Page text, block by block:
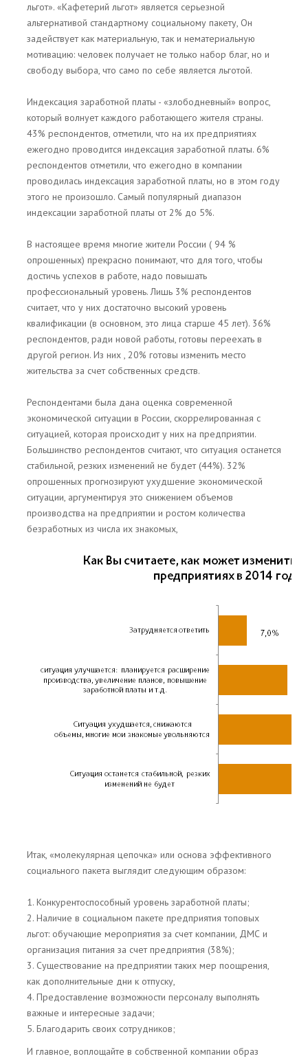
льгот». «Кафетерий льгот» является серьезной
альтернативой стандартному социальному пакету, Он
задействует как материальную, так и нематериальную
мотивацию: человек получает не только набор благ, но и
свободу выбора, что само по себе является льготой.
Индексация заработной платы - «злободневный» вопрос,
который волнует каждого работающего жителя страны.
43% респондентов, отметили, что на их предприятиях
ежегодно проводится индексация заработной платы. 6%
респондентов отметили, что ежегодно в компании
проводилась индексация заработной платы, но в этом году
этого не произошло. Самый популярный диапазон
индексации заработной платы от 2% до 5%.
В настоящее время многие жители России ( 94 %
опрошенных) прекрасно понимают, что для того, чтобы
достичь успехов в работе, надо повышать
профессиональный уровень. Лишь 3% респондентов
считает, что у них достаточно высокий уровень
квалификации (в основном, это лица старше 45 лет). 36%
респондентов, ради новой работы, готовы переехать в
другой регион. Из них , 20% готовы изменить место
жительства за счет собственных средств.
Респондентами была дана оценка современной
экономической ситуации в России, скоррелированная с
ситуацией, которая происходит у них на предприятии.
Большинство респондентов считают, что ситуация останется
стабильной, резких изменений не будет (44%). 32%
опрошенных прогнозируют ухудшение экономической
ситуации, аргументируя это снижением объемов
производства на предприятии и ростом количества
безработных из числа их знакомых,
Итак, «молекулярная цепочка» или основа эффективного
социального пакета выглядит следующим образом:
1. Конкурентоспособный уровень заработной платы;
2. Наличие в социальном пакете предприятия топовых
льгот: обучающие мероприятия за счет компании, ДМС и
организация питания за счет предприятия (38%);
3. Существование на предприятии таких мер поощрения,
как дополнительные дни к отпуску,
4. Предоставление возможности персоналу выполнять
важные и интересные задачи;
5. Благодарить своих сотрудников;
И главное, воплощайте в собственной компании образ